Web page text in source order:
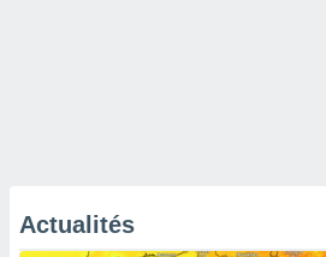
Actualités